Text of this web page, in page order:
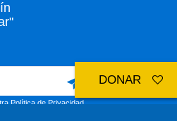
Política de Privacidad
DONAR